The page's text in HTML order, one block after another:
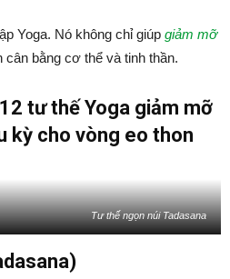
Yoga. Nó không chỉ giúp giảm mỡ
cân bằng cơ thể và tinh thần.
tư thế Yoga giảm mỡ
kỳ cho vòng eo thon
Tư thế ngọn núi Tadasana